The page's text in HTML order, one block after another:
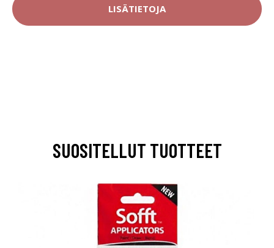
LISÄTIETOJA
SUOSITELLUT TUOTTEET